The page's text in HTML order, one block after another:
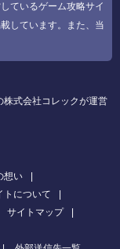
ているゲーム攻略サイ
しています。また、当
株式会社コレックが運営
想い
トについて
サイトマップ